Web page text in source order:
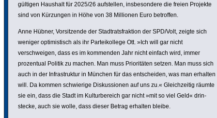
gültigen Haushalt für 2025/26 aufstellen, insbe­son­dere die freien Projekte
sind von Kürzungen in Höhe von 38 Millionen Euro betroffen.
Anne Hübner, Vorsit­zende der Stadt­rats­frak­tion der SPD/Volt, zeigte sich
weniger opti­mis­tisch als ihr Partei­kol­lege Ott. »Ich will gar nicht
verschweigen, dass es im kommenden Jahr nicht einfach wird, immer
prozen­tual Politik zu machen. Man muss Prio­ri­täten setzen. Man muss sich
auch in der Infra­struktur in München für das entscheiden, was man erhalten
will. Da kommen schwie­rige Diskus­sionen auf uns zu.« Gleich­zeitig räumte
sie ein, dass die Stadt im Kultur­be­reich gar nicht »mit so viel Geld« drin­
stecke, auch sie wolle, dass dieser Betrag erhalten bleibe.